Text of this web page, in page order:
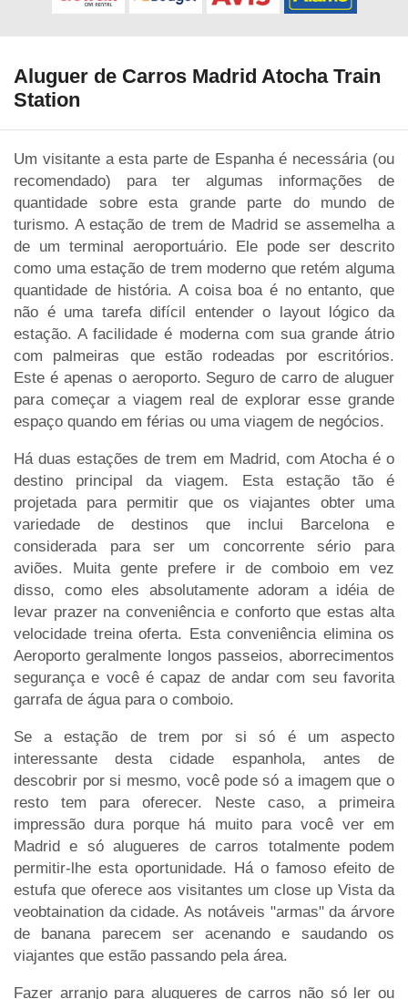
Aluguer de Carros Madrid Atocha Train
Station
Um visitante a esta parte de Espanha é necessária (ou
recomendado) para ter algumas informações de
quantidade sobre esta grande parte do mundo de
turismo. A estação de trem de Madrid se assemelha a
de um terminal aeroportuário. Ele pode ser descrito
como uma estação de trem moderno que retém alguma
quantidade de história. A coisa boa é no entanto, que
não é uma tarefa difícil entender o layout lógico da
estação. A facilidade é moderna com sua grande átrio
com palmeiras que estão rodeadas por escritórios.
Este é apenas o aeroporto. Seguro de carro de aluguer
para começar a viagem real de explorar esse grande
espaço quando em férias ou uma viagem de negócios.
Há duas estações de trem em Madrid, com Atocha é o
destino principal da viagem. Esta estação tão é
projetada para permitir que os viajantes obter uma
variedade de destinos que inclui Barcelona e
considerada para ser um concorrente sério para
aviões. Muita gente prefere ir de comboio em vez
disso, como eles absolutamente adoram a idéia de
levar prazer na conveniência e conforto que estas alta
velocidade treina oferta. Esta conveniência elimina os
Aeroporto geralmente longos passeios, aborrecimentos
segurança e você é capaz de andar com seu favorita
garrafa de água para o comboio.
Se a estação de trem por si só é um aspecto
interessante desta cidade espanhola, antes de
descobrir por si mesmo, você pode só a imagem que o
resto tem para oferecer. Neste caso, a primeira
impressão dura porque há muito para você ver em
Madrid e só alugueres de carros totalmente podem
permitir-lhe esta oportunidade. Há o famoso efeito de
estufa que oferece aos visitantes um close up Vista da
veobtaination da cidade. As notáveis "armas" da árvore
de banana parecem ser acenando e saudando os
viajantes que estão passando pela área.
Fazer arranjo para alugueres de carros não só ler ou